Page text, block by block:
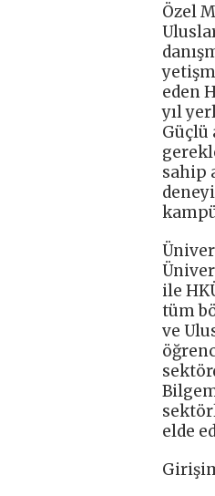
Özel
eden
yıl
Güçlü
sahip
ile
tüm
ve
elde